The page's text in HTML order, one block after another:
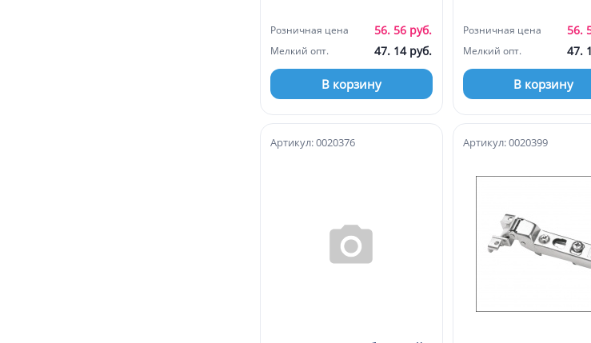
Розничная цена 56. 56 руб.
Мелкий опт. 47. 14 руб.
В корзину
Розничная цена 56.
Мелкий опт. 47.
В корзину
Артикул: 0020376 Артикул: 0020399